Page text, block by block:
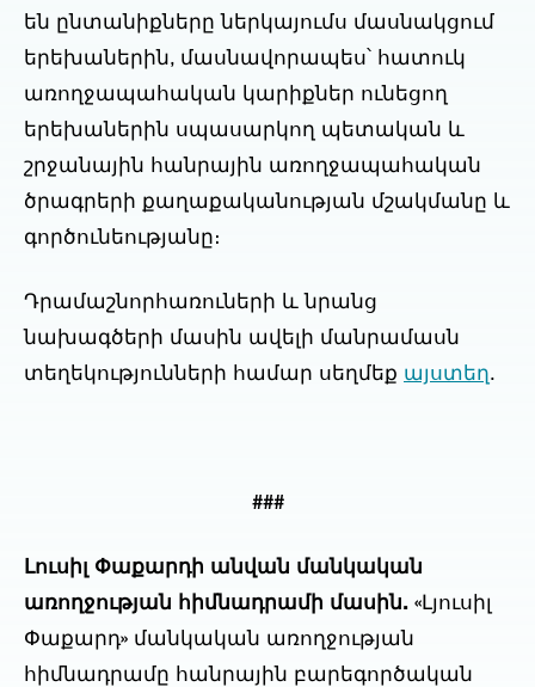
են ընտանիքները ներկայումս մասնակցում
երեխաներին, մասնավորապես՝ հատուկ
առողջապահական կարիքներ ունեցող
երեխաներին սպասարկող պետական և
շրջանային հանրային առողջապահական
ծրագրերի քաղաքականության մշակմանը և
գործունեությանը։
Դրամաշնորհառուների և նրանց
նախագծերի մասին ավելի մանրամասն
տեղեկությունների համար սեղմեք այստեղ.
###
Լուսիլ Փաքարդի անվան մանկական
առողջության հիմնադրամի մասին. «Լյուսիլ
Փաքարդ» մանկական առողջության
հիմնադրամը հանրային բարեգործական